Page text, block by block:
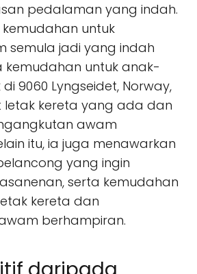
pedalaman yang indah.
untuk
semula jadi yang indah
kemudahan untuk anak-
9060 Lyngseidet, Norway,
kereta yang ada dan
awam
itu, ia juga menawarkan
yang ingin
serta kemudahan
kereta dan
berhampiran.